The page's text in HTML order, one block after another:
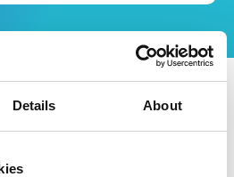
Details About
drin?
ist wichtiger denn je.